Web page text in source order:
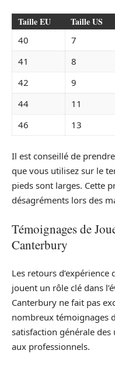
Taille EU Taille US
40 7
41
8
42
9
44
11
46
13
Il est conseillé de
que vous utilisez sur le
pieds sont larges. Cette
désagréments lors des
Témoignages de
Canterbury
Les retours
jouent un rôle clé dans
Canterbury ne fait pas
nombreux témoignages
satisfaction générale
aux professionnels.